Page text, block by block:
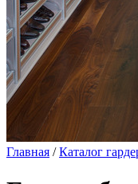
Главная /Каталог